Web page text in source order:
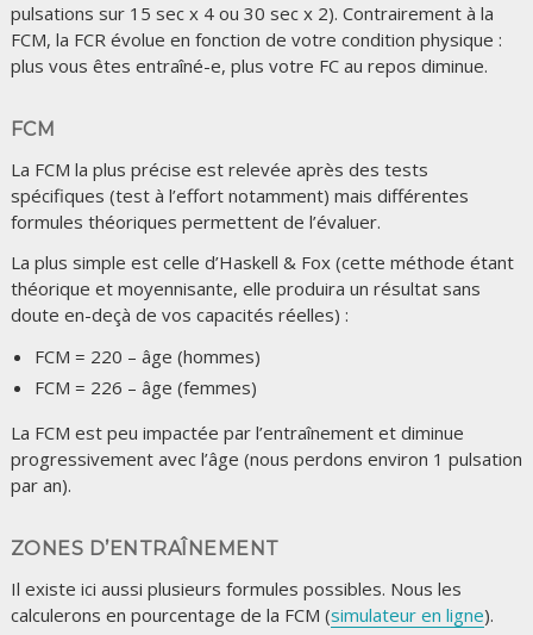
pulsations sur 15 sec x 4 ou 30 sec x 2). Contrairement à la
FCM, la FCR évolue en fonction de votre condition physique :
plus vous êtes entraîné-e, plus votre FC au repos diminue.
FCM
La FCM la plus précise est relevée après des tests
spécifiques (test à l’effort notamment) mais différentes
formules théoriques permettent de l’évaluer.
La plus simple est celle d’Haskell & Fox (cette méthode étant
théorique et moyennisante, elle produira un résultat sans
doute en-deçà de vos capacités réelles) :
FCM = 220 – âge (hommes)
FCM = 226 – âge (femmes)
La FCM est peu impactée par l’entraînement et diminue
progressivement avec l’âge (nous perdons environ 1 pulsation
par an).
ZONES D’ENTRAÎNEMENT
Il existe ici aussi plusieurs formules possibles. Nous les
calculerons en pourcentage de la FCM (simulateur en ligne).